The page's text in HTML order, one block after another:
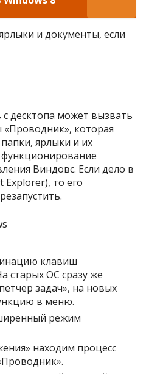
и документы, если
десктопа может вызвать
которая
ярлыки и их
Виндовс. Если дело в
Explorer), то его
клавиш
старых ОС сразу же
задач», на новых
в меню.
режим
находим процесс